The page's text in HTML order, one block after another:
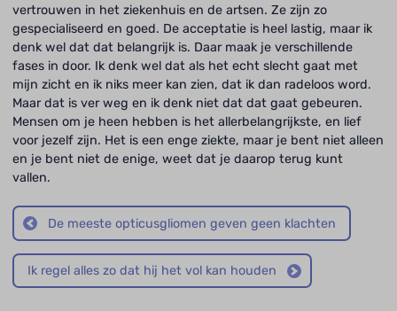
vertrouwen in het ziekenhuis en de artsen. Ze zijn zo
gespecialiseerd en goed. De acceptatie is heel lastig, maar ik
denk wel dat dat belangrijk is. Daar maak je verschillende
fases in door. Ik denk wel dat als het echt slecht gaat met
mijn zicht en ik niks meer kan zien, dat ik dan radeloos word.
Maar dat is ver weg en ik denk niet dat dat gaat gebeuren.
Mensen om je heen hebben is het allerbelangrijkste, en lief
voor jezelf zijn. Het is een enge ziekte, maar je bent niet alleen
en je bent niet de enige, weet dat je daarop terug kunt
vallen.
De meeste opticusgliomen geven geen klachten
Ik regel alles zo dat hij het vol kan houden